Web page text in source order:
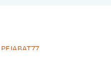
PEJABAT77